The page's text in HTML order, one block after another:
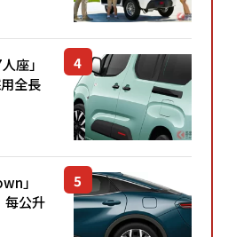
座」
全長
與
」
每公升
眼！